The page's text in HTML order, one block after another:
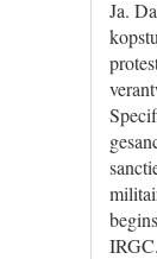
Ja.
IRGC.